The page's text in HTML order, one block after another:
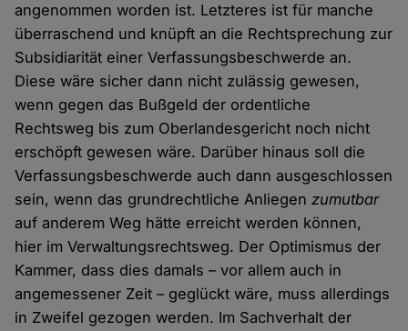
angenommen worden ist. Letzteres ist für manche
überraschend und knüpft an die Rechtsprechung zur
Subsidiarität einer Verfassungsbeschwerde an.
Diese wäre sicher dann nicht zulässig gewesen,
wenn gegen das Bußgeld der ordentliche
Rechtsweg bis zum Oberlandesgericht noch nicht
erschöpft gewesen wäre. Darüber hinaus soll die
Verfassungsbeschwerde auch dann ausgeschlossen
sein, wenn das grundrechtliche Anliegenzumutbar
auf anderem Weg hätte erreicht werden können,
hier im Verwaltungsrechtsweg. Der Optimismus der
Kammer, dass dies damals – vor allem auch in
angemessener Zeit – geglückt wäre, muss allerdings
in Zweifel gezogen werden. Im Sachverhalt der